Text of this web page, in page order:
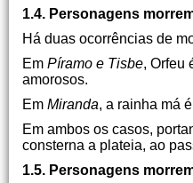
1.4. Personagens
Há duas ocorrências de
Em Píramo e Tisbe, Orfeu
amorosos.
Em Miranda, a rainha má
Em ambos os casos,
consterna a plateia, ao
1.5. Personagens